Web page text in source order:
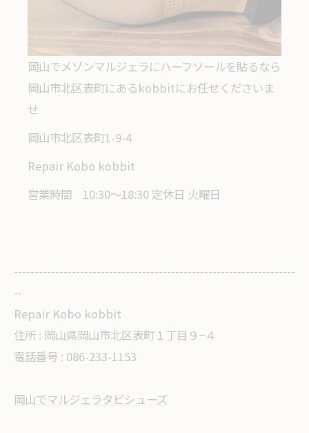
岡山でメゾンマルジェラにハーフソールを貼るなら
岡山市北区表町にあるkobbitにお任せくださいま
せ
岡山市北区表町1-9-4
Repair Kobo kobbit
営業時間 10:30～18:30 定休日 火曜日
--------------------------------------------------------------------
--
Repair Kobo kobbit
住所 : 岡山県岡山市北区表町１丁目９−４
電話番号 : 086-233-1153
岡山でマルジェラタビシューズ